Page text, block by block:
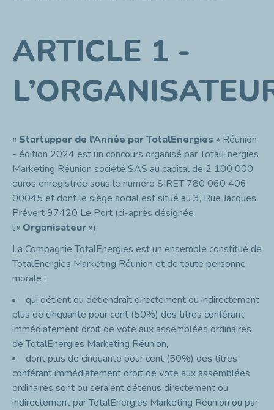
ARTICLE 1 -
« Startupper de l’Année par TotalEnergies » Réunion
- édition 2024 est un concours organisé par TotalEnergies
Marketing Réunion société SAS au capital de 2 100 000
euros enregistrée sous le numéro SIRET 780 060 406
00045 et dont le siège social est situé au 3, Rue Jacques
Prévert 97420 Le Port (ci-après désignée
l’« Organisateur »).
La Compagnie TotalEnergies est un ensemble constitué de
TotalEnergies Marketing Réunion et de toute personne
morale :
qui détient ou détiendrait directement ou indirectement
plus de cinquante pour cent (50%) des titres conférant
immédiatement droit de vote aux assemblées ordinaires
de TotalEnergies Marketing Réunion,
dont plus de cinquante pour cent (50%) des titres
conférant immédiatement droit de vote aux assemblées
ordinaires sont ou seraient détenus directement ou
indirectement par TotalEnergies Marketing Réunion ou par